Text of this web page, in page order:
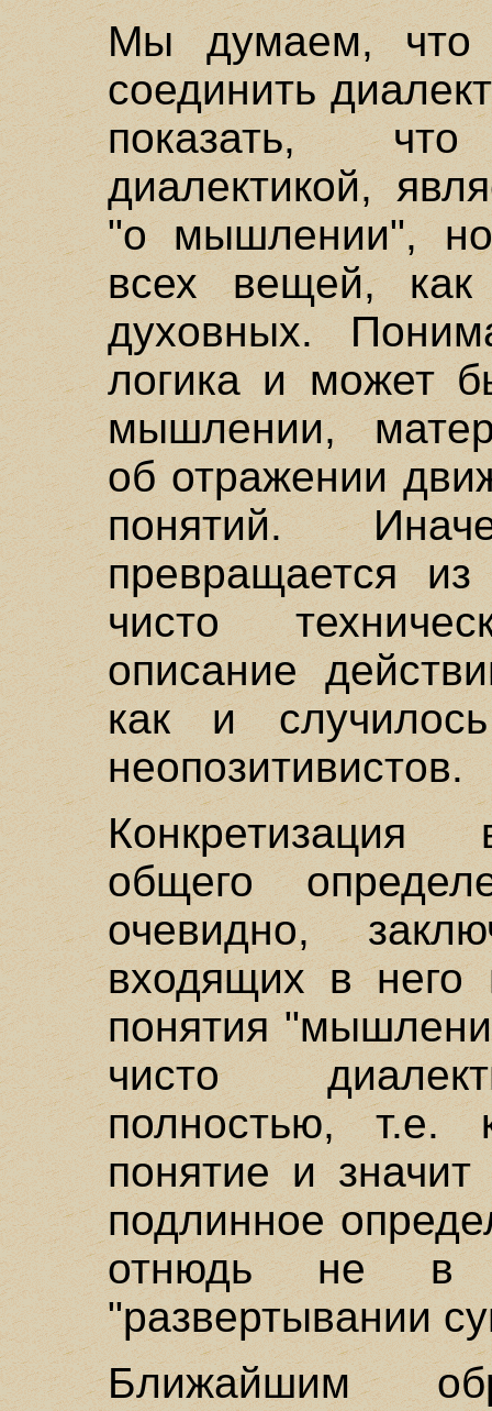
Мы думаем, что
соединить
показать,
диалектикой,
"о мышлении",
всех вещей,
духовных.
логика и может
мышлении,
об отражении
понятий.
превращается
чисто
описание
как и
неопозитивистов.
Конкретизация
общего
очевидно,
входящих в него
понятия
чисто
полностью, т.е.
понятие и значит
подлинное
отнюдь не в
"развертывании
Ближайшим